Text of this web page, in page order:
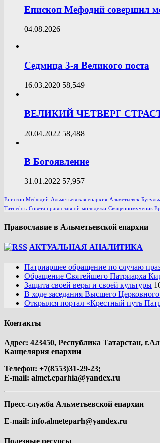
Епископ Мефодий совершил
04.08.2026
Седмица 3-я Великого поста
16.03.2020 58,549
ВЕЛИКИЙ ЧЕТВЕРГ
20.04.2022 58,488
В Богоявление
31.01.2022 57,957
Епископ Мефодий Альметьевская епархия Альметьевск
Татнефть Совета православной молодежи Священномученик
Православие в Альметьевской епархии
АКТУАЛЬНАЯ АНАЛИТИКА
Патриаршее обращение по случаю
Обращение Святейшего Патриарха
Защита своей веры и своей культуры
В ходе заседания Высшего
Открылся портал «Крестный путь
Контакты
Адрес: 423450, Республика Татарстан,
Канцелярия епархии
Телефон: +7(8553)31-29-23;
E-mail: almet.eparhia@yandex.ru
Пресс-служба Альметьевской епархии
E-mail: info.almeteparh@yandex.ru
Полезные ресурсы